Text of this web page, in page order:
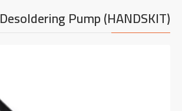
Desoldering Pump (HANDSKIT)